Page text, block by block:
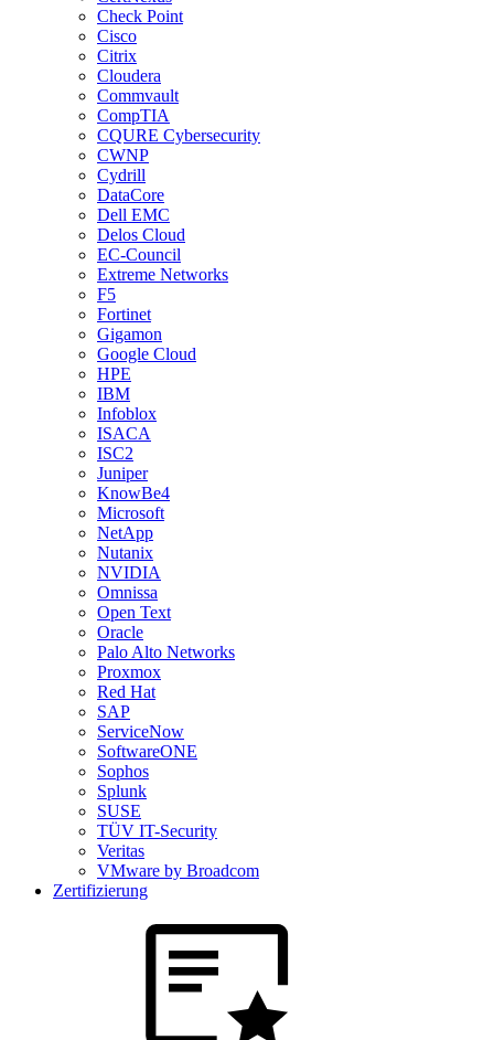
Check Point
Cisco
Citrix
Cloudera
Commvault
CompTIA
CQURE Cybersecurity
CWNP
Cydrill
DataCore
Dell EMC
Delos Cloud
EC-Council
Extreme Networks
F5
Fortinet
Gigamon
Google Cloud
HPE
IBM
Infoblox
ISACA
ISC2
Juniper
KnowBe4
Microsoft
NetApp
Nutanix
NVIDIA
Omnissa
Open Text
Oracle
Palo Alto Networks
Proxmox
Red Hat
SAP
ServiceNow
SoftwareONE
Sophos
Splunk
SUSE
TÜV IT-Security
Veritas
VMware by Broadcom
Zertifizierung